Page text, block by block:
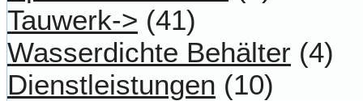
Tauwerk-> (41)
Wasserdichte Behälter (4)
Dienstleistungen (10)